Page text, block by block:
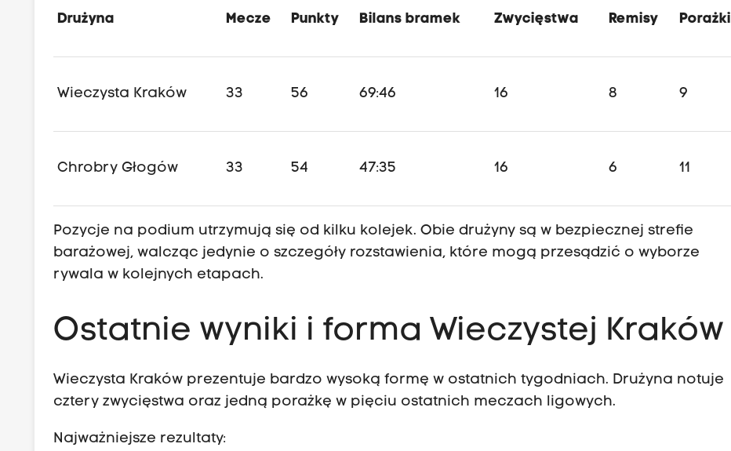
Drużyna Mecze Punkty Bilans bramek Zwycięstwa Remisy Porażki
Wieczysta Kraków 33 56 69:46 16 8 9
Chrobry Głogów 33 54 47:35 16 6 11
Pozycje na podium utrzymują się od kilku kolejek. Obie drużyny są w bezpiecznej strefie
barażowej, walcząc jedynie o szczegóły rozstawienia, które mogą przesądzić o wyborze
rywala w kolejnych etapach.
Ostatnie wyniki i forma Wieczystej Kraków
Wieczysta Kraków prezentuje bardzo wysoką formę w ostatnich tygodniach. Drużyna notuje
cztery zwycięstwa oraz jedną porażkę w pięciu ostatnich meczach ligowych.
Najważniejsze rezultaty: